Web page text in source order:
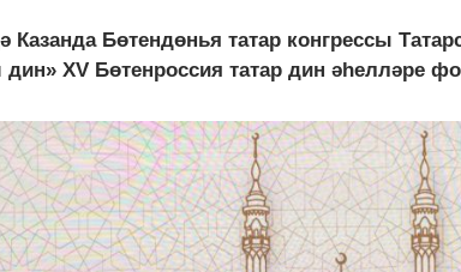
Казанда Бөтендөнья татар конгрессы
XV Бөтенроссия татар дин әһелләре